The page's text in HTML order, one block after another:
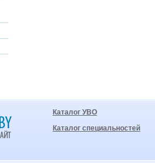
Каталог УВО
Каталог специальностей